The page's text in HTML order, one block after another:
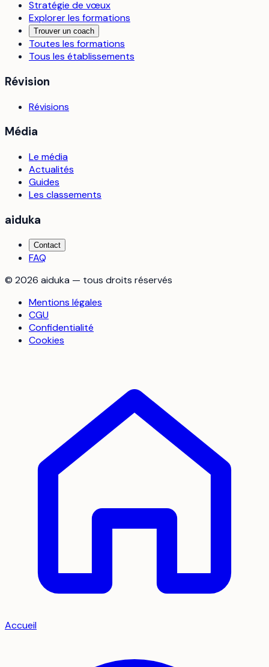
Stratégie de vœux
Explorer les formations
Trouver un coach
Toutes les formations
Tous les établissements
Révision
Révisions
Média
Le média
Actualités
Guides
Les classements
aiduka
Contact
FAQ
© 2026 aiduka — tous droits réservés
Mentions légales
CGU
Confidentialité
Cookies
Accueil